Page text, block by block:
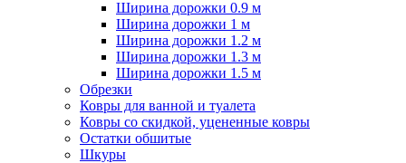
Ширина дорожки 0.9 м
Ширина дорожки 1 м
Ширина дорожки 1.2 м
Ширина дорожки 1.3 м
Ширина дорожки 1.5 м
Обрезки
Ковры для ванной и туалета
Ковры со скидкой, уцененные ковры
Остатки обшитые
Шкуры